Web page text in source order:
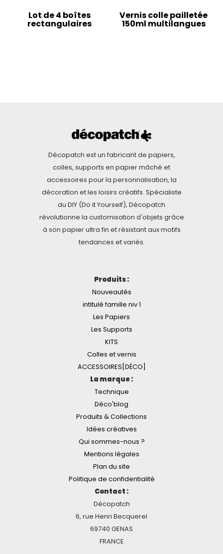
Lot de 4 boîtes
rectangulaires
Vernis colle pailletée
150ml multilangues
Décopatch est un fabricant de papiers,
colles, supports en papier mâché et
accessoires pour la personnalisation, la
décoration et les loisirs créatifs. Spécialiste
du DIY (Do it Yourself), Décopatch
révolutionne la customisation d'objets grâce
à son papier ultra fin et résistant aux motifs
tendances et variés.
Produits :
Nouveautés
intitulé famille niv 1
Les Papiers
Les Supports
KITS
Colles et vernis
ACCESSOIRES[DÉCO]
La marque :
Technique
Déco'blog
Produits & Collections
Idées créatives
Qui sommes-nous ?
Mentions légales
Plan du site
Politique de confidentialité
Contact :
Décopatch
6, rue Henri Becquerel
69740 GENAS
FRANCE